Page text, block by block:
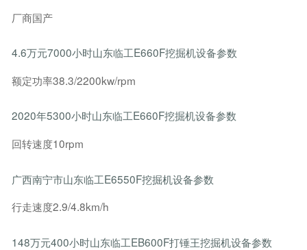
厂商国产
4.6万元7000小时山东临工E660F挖掘机设备参数
额定功率38.3/2200kw/rpm
2020年5300小时山东临工E660F挖掘机设备参数
回转速度10rpm
广西南宁市山东临工E6550F挖掘机设备参数
行走速度2.9/4.8km/h
148万元400小时山东临工EB600F打锤王挖掘机设备参数